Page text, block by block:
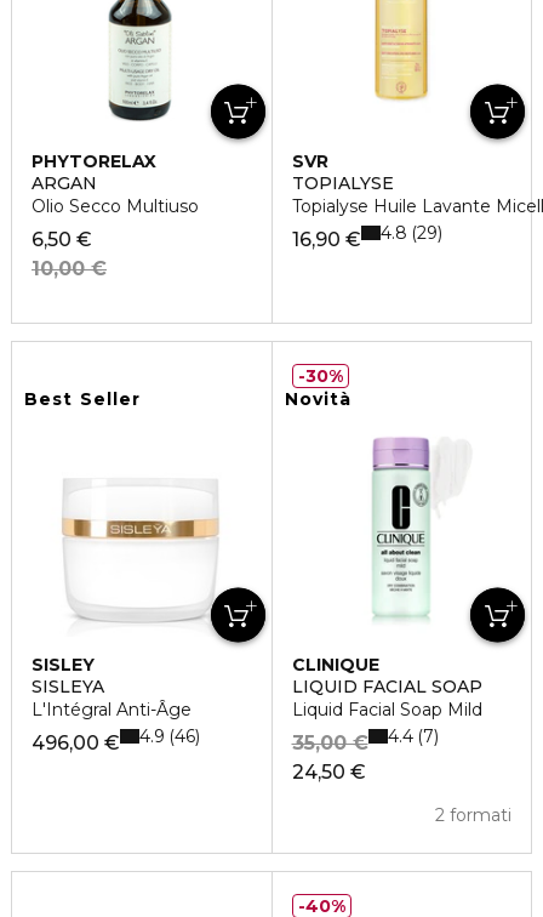
PHYTORELAX
ARGAN
Olio Secco Multiuso
6,50 €
10,00 €
SVR
TOPIALYSE
Topialyse Huile Lavante
16,90 € 4.8 29
Best Seller
SISLEY
SISLEYA
L'Intégral Anti-Âge
496,00 € 4.9 46
Novità
CLINIQUE
LIQUID FACIAL SOAP
Liquid Facial Soap Mild
24,50 €
35,00 €
2 formati
4.4 7
30%
40%